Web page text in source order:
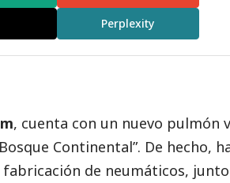
Perplexity
, cuenta con un nuevo pulmón
Continental”. De hecho,
fabricación de neumáticos,